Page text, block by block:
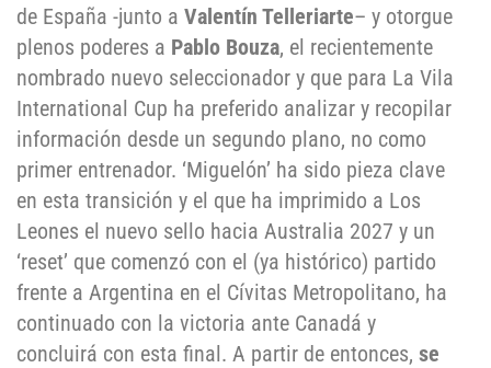
de España -junto a Valentín Telleriarte– y otorgue
plenos poderes a Pablo Bouza, el recientemente
nombrado nuevo seleccionador y que para La Vila
International Cup ha preferido analizar y recopilar
información desde un segundo plano, no como
primer entrenador. ‘Miguelón’ ha sido pieza clave
en esta transición y el que ha imprimido a Los
Leones el nuevo sello hacia Australia 2027 y un
‘reset’ que comenzó con el (ya histórico) partido
frente a Argentina en el Cívitas Metropolitano, ha
continuado con la victoria ante Canadá y
concluirá con esta final. A partir de entonces, se